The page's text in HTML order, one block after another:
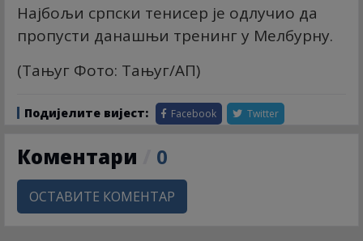
Најбољи српски тенисер је одлучио да
пропусти данашњи тренинг у Мелбурну.
(Тањуг Фото: Тањуг/АП)
Подијелите вијест: Facebook Twitter
Коментари 0
ОСТАВИТЕ КОМЕНТАР